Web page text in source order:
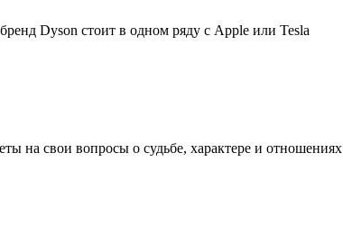
Dyson стоит в одном ряду с Apple или Tesla
на свои вопросы о судьбе, характере и отношениях